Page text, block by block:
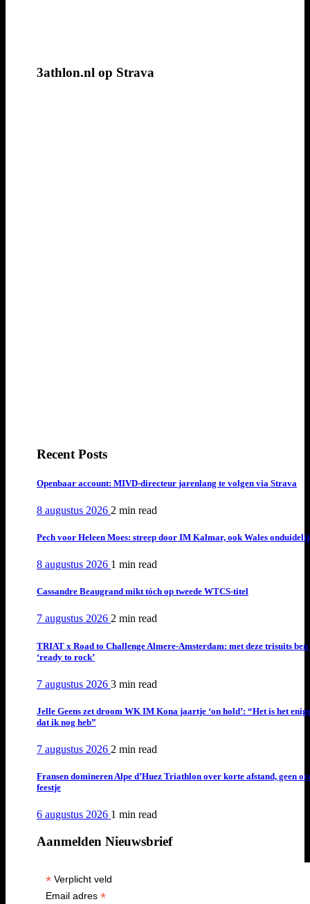
3athlon.nl op Strava
Recent Posts
Openbaar account: MIVD-directeur jarenlang te volgen via Strava
8 augustus 2026 2 min read
Pech voor Heleen Moes: streep door IM Kalmar, ook Wales
8 augustus 2026 1 min read
Cassandre Beaugrand mikt tóch op tweede WTCS-titel
7 augustus 2026 2 min read
TRIAT x Road to Challenge Almere-Amsterdam: met deze trisuits ben
‘ready to rock’
7 augustus 2026 3 min read
Jelle Geens zet droom WK IM Kona jaartje ‘on hold’: “Het is het
dat ik nog heb”
7 augustus 2026 2 min read
Fransen domineren Alpe d’Huez Triathlon over korte afstand, geen
feestje
6 augustus 2026 1 min read
Aanmelden Nieuwsbrief
*Verplicht veld
Email adres *